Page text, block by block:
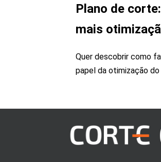
Plano de
mais
Quer descobrir como
papel da otimização